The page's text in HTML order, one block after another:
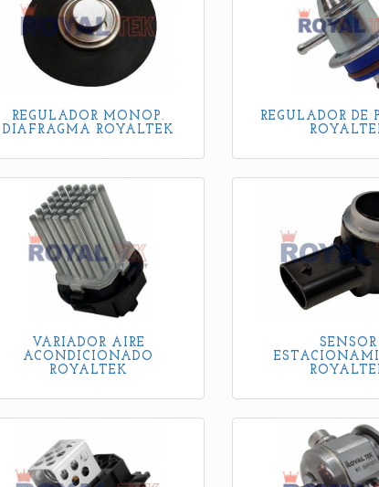
REGULADOR MONOP.
DIAFRAGMA ROYALTEK
REGULADOR DE
VARIADOR AIRE
ACONDICIONADO
ROYALTEK
SENSOR